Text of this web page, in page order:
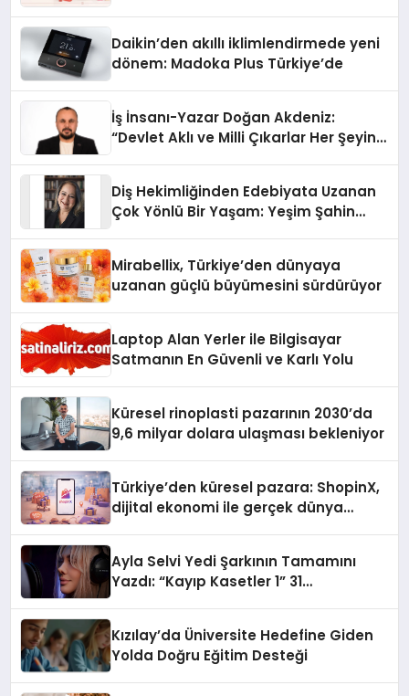
Daikin’den akıllı iklimlendirmede yeni
dönem: Madoka Plus Türkiye’de
İş İnsanı-Yazar Doğan Akdeniz:
“Devlet Aklı ve Milli Çıkarlar Her Şeyin
Diş Hekimliğinden Edebiyata Uzanan
Çok Yönlü Bir Yaşam: Yeşim Şahin
Mirabellix, Türkiye’den dünyaya
uzanan güçlü büyümesini sürdürüyor
Laptop Alan Yerler ile Bilgisayar
Satmanın En Güvenli ve Karlı Yolu
Küresel rinoplasti pazarının 2030’da
9,6 milyar dolara ulaşması bekleniyor
Türkiye’den küresel pazara: ShopinX,
dijital ekonomi ile gerçek dünya
Ayla Selvi Yedi Şarkının Tamamını
Yazdı: “Kayıp Kasetler 1” 31
Kızılay’da Üniversite Hedefine Giden
Yolda Doğru Eğitim Desteği